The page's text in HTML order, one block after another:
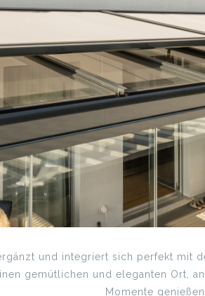
und integriert sich perfekt mit
gemütlichen und eleganten Ort,
Momente